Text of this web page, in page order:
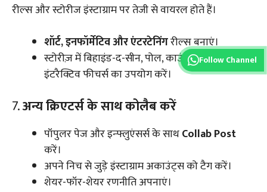
Follow Channel
रील्स और स्टोरीज इंस्टाग्राम पर तेजी से वायरल होते हैं।
शॉर्ट, इनफॉर्मेटिव और एंटरटेनिंगरील्स बनाएं।
स्टोरीज़ में बिहाइंड-द-सीन, पोल, काउंटडाउन और अन्य
इंटरैक्टिव फीचर्स का उपयोग करें।
7.अन्य क्रिएटर्स के साथ कोलैब करें
पॉपुलर पेज और इन्फ्लुएंसर्स के साथCollab Post
करें।
अपने निच से जुड़े इंस्टाग्राम अकाउंट्स को टैग करें।
शेयर-फॉर-शेयर रणनीति अपनाएं।